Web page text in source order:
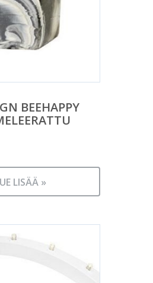
BEEHAPPY
LISÄÄ »